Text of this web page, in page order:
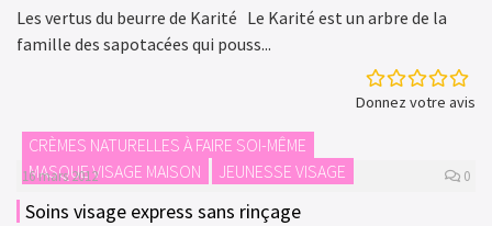
Les vertus du beurre de Karité Le Karité est un arbre de la
famille des sapotacées qui pouss...
Donnez votre avis
CRÈMES NATURELLES À FAIRE SOI-MÊME
MASQUE VISAGE MAISON
JEUNESSE VISAGE
16 mars 2012 0
Soins visage express sans rinçage